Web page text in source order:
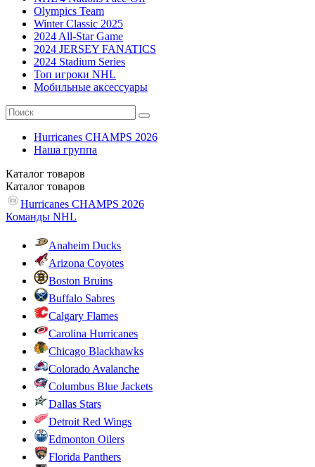
Olympics Team
Winter Classic 2025
2024 All-Star Game
2024 JERSEY FANATICS
2024 Stadium Series
Топ игроки NHL
Мобильные аксессуары
Hurricanes CHAMPS 2026
Наша группа
Каталог товаров
Каталог товаров
Hurricanes CHAMPS 2026
Команды NHL
Anaheim Ducks
Arizona Coyotes
Boston Bruins
Buffalo Sabres
Calgary Flames
Carolina Hurricanes
Chicago Blackhawks
Colorado Avalanche
Columbus Blue Jackets
Dallas Stars
Detroit Red Wings
Edmonton Oilers
Florida Panthers